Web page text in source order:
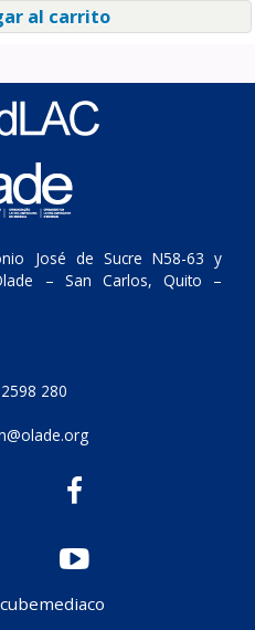
al carrito
José de Sucre N58-63 y
– San Carlos, Quito –
280